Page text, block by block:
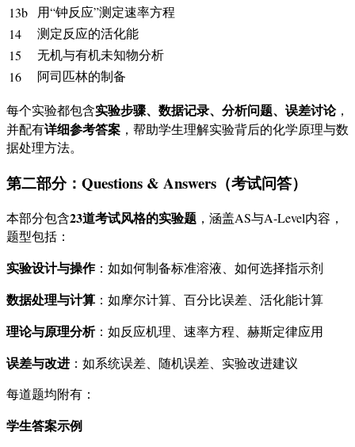
13b
用“钟反应”测定速率方程
14
测定反应的活化能
15
无机与有机未知物分析
16
阿司匹林的制备
每个实验都包含实验步骤、数据记录、分析问题、误差讨论，
并配有详细参考答案 ，帮助学生理解实验背后的化学原理与数
据处理方法。
第二部分：Questions & Answers（考试问答）
本部分包含23道考试风格的实验题 ，涵盖AS与A-Level内容，
题型包括：
实验设计与操作：如如何制备标准溶液、如何选择指示剂
数据处理与计算 ：如摩尔计算、百分比误差、活化能计算
理论与原理分析：如反应机理、速率方程、赫斯定律应用
误差与改进 ：如系统误差、随机误差、实验改进建议
每道题均附有：
学生答案示例